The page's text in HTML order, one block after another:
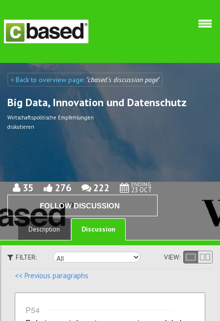
Discuto
Discuto
< Back to overview page: "cbased´s discussion page"
Big Data, Innovation und Datenschutz
Wirtschaftspolitische Empfehlungen
diskutieren
35 276 222 ENDING
23 OCT
FOLLOW DISCUSSION
Description Discussion
FILTER: VIEW:
<< Previous paragraphs
P54